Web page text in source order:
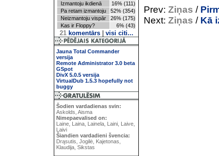
Izmantoju ikdienā
16% (111)
Pa retam izmantoju
52% (354)
Neizmantoju vispār
26% (175)
Kas ir Floppy?
6% (43)
21komentārs| visi citi...
Jauna Total Commander
versija
Remote Administrator 3.0 beta
GSpot
DivX 5.0.5 versija
VirtualDub 1.5.3 hopefully not
buggy
Šodien vardadienas svin:
Askolds, Aisma
Nimepaevalised on:
Laine, Laina, Lainela, Laini, Laive,
Laivi
Šiandien vardadieni švencia:
Drąsutis, Jogilė, Kajetonas,
Klaudija, Sikstas
Prev: Ziņas /
Next: Ziņas / Kā